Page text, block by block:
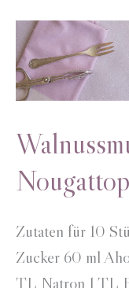
Zutaten für 10
Zucker 60 ml
TL Natron 1 TL